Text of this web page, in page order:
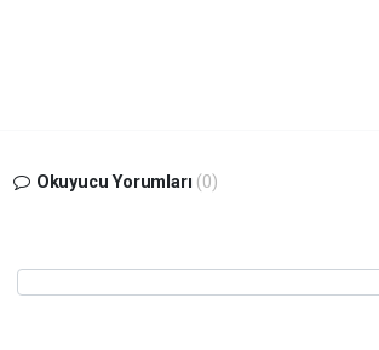
Okuyucu Yorumları (0)